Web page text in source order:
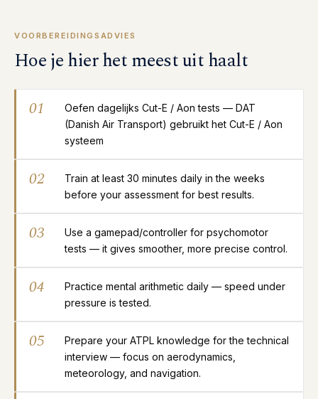
VOORBEREIDINGSADVIES
Hoe je hier het meest uit haalt
01
Oefen dagelijks Cut-E / Aon tests — DAT
(Danish Air Transport) gebruikt het Cut-E / Aon
systeem
02
Train at least 30 minutes daily in the weeks
before your assessment for best results.
03
Use a gamepad/controller for psychomotor
tests — it gives smoother, more precise control.
04
Practice mental arithmetic daily — speed under
pressure is tested.
05
Prepare your ATPL knowledge for the technical
interview — focus on aerodynamics,
meteorology, and navigation.